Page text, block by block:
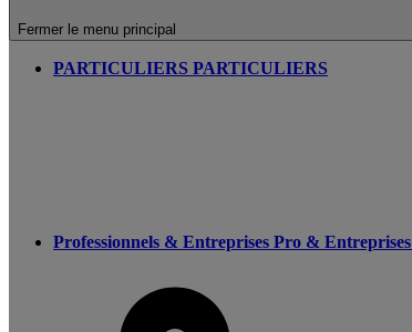
Fermer le menu principal
PARTICULIERS PARTICULIERS
Professionnels & Entreprises Pro & Entreprises